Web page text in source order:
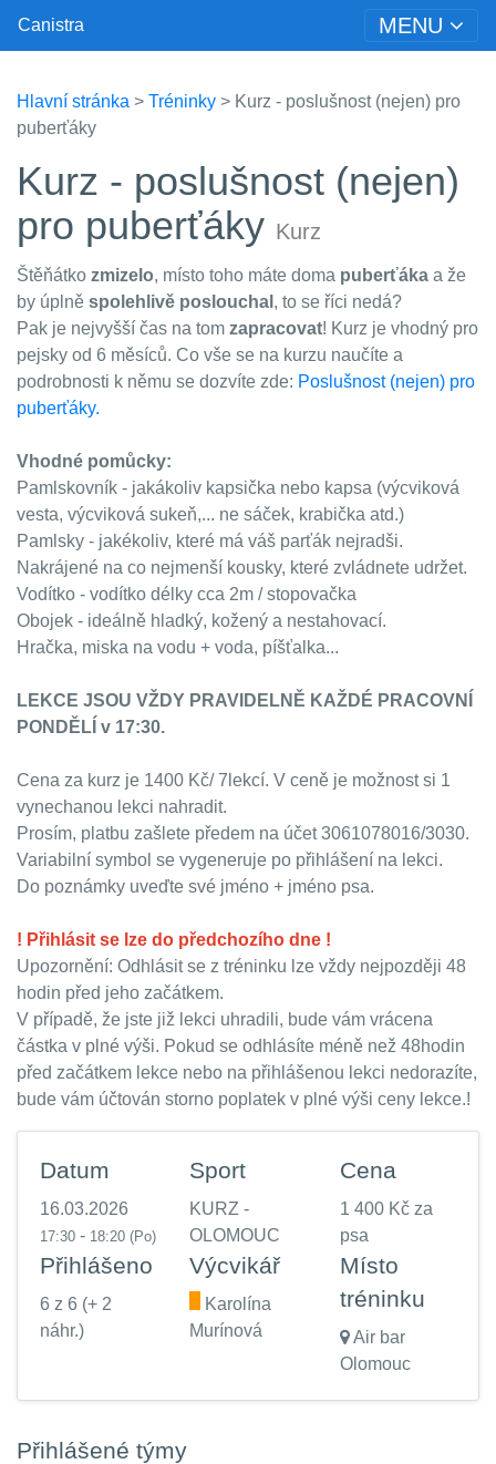
Canistra MENU
Hlavní stránka > Tréninky > Kurz - poslušnost (nejen) pro
puberťáky
Kurz - poslušnost (nejen)
pro puberťáky Kurz
Štěňátko zmizelo, místo toho máte doma puberťáka a že
by úplně spolehlivě poslouchal , to se říci nedá?
Pak je nejvyšší čas na tom zapracovat! Kurz je vhodný pro
pejsky od 6 měsíců. Co vše se na kurzu naučíte a
podrobnosti k němu se dozvíte zde: Poslušnost (nejen) pro
puberťáky.
Vhodné pomůcky:
Pamlskovník - jakákoliv kapsička nebo kapsa (výcviková
vesta, výcviková sukeň,... ne sáček, krabička atd.)
Pamlsky - jakékoliv, které má váš parťák nejradši.
Nakrájené na co nejmenší kousky, které zvládnete udržet.
Vodítko - vodítko délky cca 2m / stopovačka
Obojek - ideálně hladký, kožený a nestahovací.
Hračka, miska na vodu + voda, píšťalka...
LEKCE JSOU VŽDY PRAVIDELNĚ KAŽDÉ PRACOVNÍ
PONDĚLÍ v 17:30.
Cena za kurz je 1400 Kč/ 7lekcí. V ceně je možnost si 1
vynechanou lekci nahradit.
Prosím, platbu zašlete předem na účet 3061078016/3030.
Variabilní symbol se vygeneruje po přihlášení na lekci.
Do poznámky uveďte své jméno + jméno psa.
! Přihlásit se lze do předchozího dne !
Upozornění: Odhlásit se z tréninku lze vždy nejpozději 48
hodin před jeho začátkem.
V případě, že jste již lekci uhradili, bude vám vrácena
částka v plné výši. Pokud se odhlásíte méně než 48hodin
před začátkem lekce nebo na přihlášenou lekci nedorazíte,
bude vám účtován storno poplatek v plné výši ceny lekce.!
Datum
16.03.2026
17:30 - 18:20 (Po)
Sport
KURZ -
OLOMOUC
Cena
1 400 Kč za
psa
Přihlášeno
6 z 6 (+ 2
náhr.)
Výcvikář
Karolína
Murínová
Místo
tréninku
Air bar
Olomouc
Přihlášené týmy